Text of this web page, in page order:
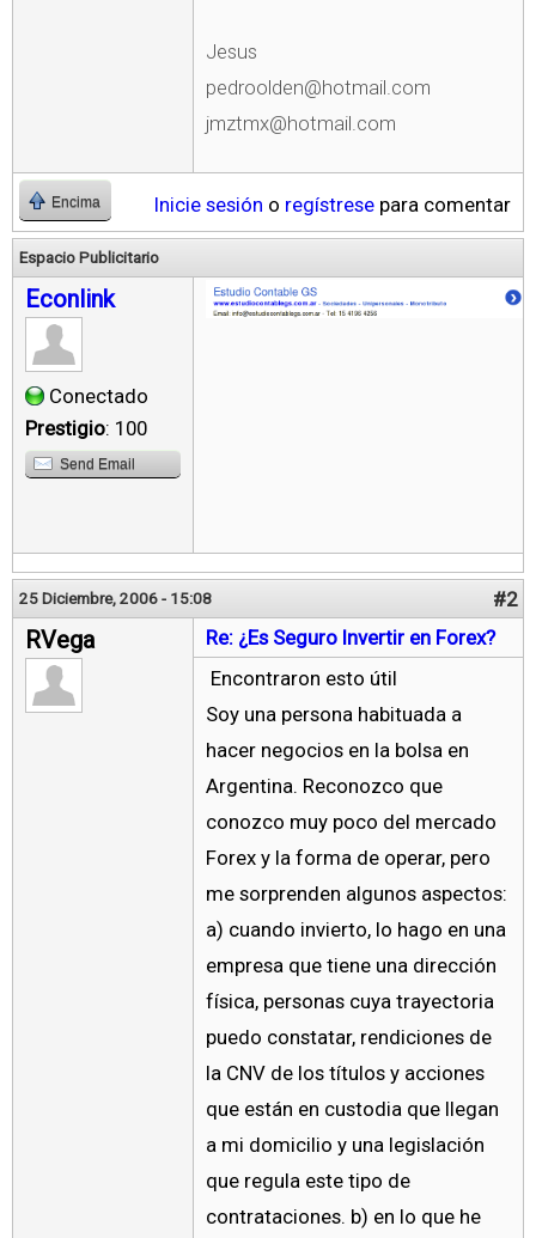
Jesus
pedroolden@hotmail.com
jmztmx@hotmail.com
Encima Inicie sesión o regístrese para comentar
Espacio Publicitario
Econlink
Conectado
Prestigio: 100
Send Email
25 Diciembre, 2006 - 15:08 #2
RVega
Re: ¿Es Seguro Invertir en Forex?
Encontraron esto útil
Soy una persona habituada a
hacer negocios en la bolsa en
Argentina. Reconozco que
conozco muy poco del mercado
Forex y la forma de operar, pero
me sorprenden algunos aspectos:
a) cuando invierto, lo hago en una
empresa que tiene una dirección
física, personas cuya trayectoria
puedo constatar, rendiciones de
la CNV de los títulos y acciones
que están en custodia que llegan
a mi domicilio y una legislación
que regula este tipo de
contrataciones. b) en lo que he